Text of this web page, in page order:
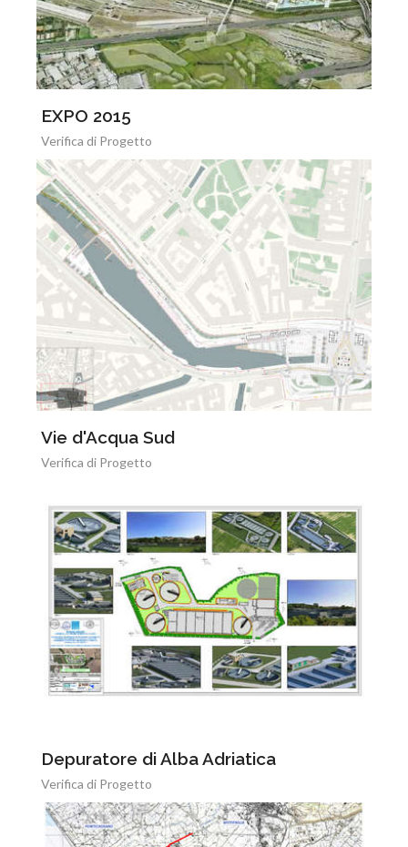
EXPO 2015
Verifica di Progetto
Vie d'Acqua Sud
Verifica di Progetto
Depuratore di Alba Adriatica
Verifica di Progetto